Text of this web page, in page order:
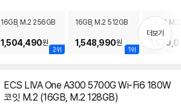
치
기
2위
16GB, M.2 256GB
1,504,490원
1위
16GB, M.2 512GB
1,548,990원
16GB,
더보기
ECS LIVA One A300 5700G Wi-Fi6 180W
코잇 M.2 (16GB, M.2 128GB)